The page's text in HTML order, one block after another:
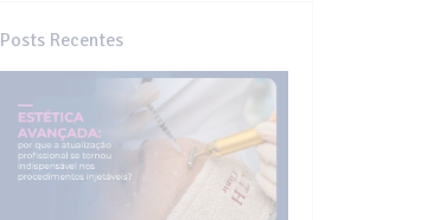
Posts Recentes